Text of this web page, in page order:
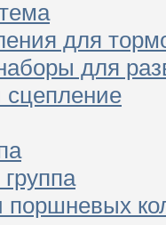
для
для
поршневых